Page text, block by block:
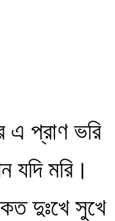
এ প্রাণ ভরি
যদি মরি।
দুঃখে সুখে